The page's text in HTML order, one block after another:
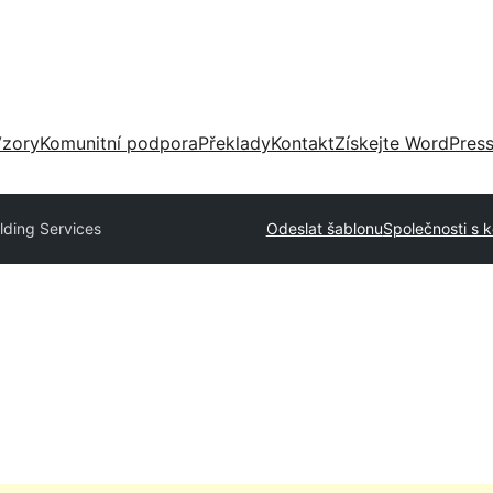
Komunitní podporaPřekladyKontaktZískejte WordPress
Services Odeslat šablonuSpolečnosti s